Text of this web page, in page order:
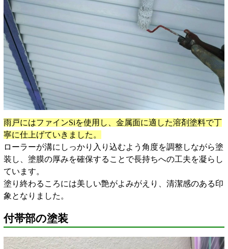
雨戸にはファインSiを使用し、金属面に適した溶剤塗料で丁
寧に仕上げていきました。
ローラーが溝にしっかり入り込むよう角度を調整しながら塗
装し、塗膜の厚みを確保することで長持ちへの工夫を凝らし
ています。
塗り終わるころには美しい艶がよみがえり、清潔感のある印
象となりました。
付帯部の塗装